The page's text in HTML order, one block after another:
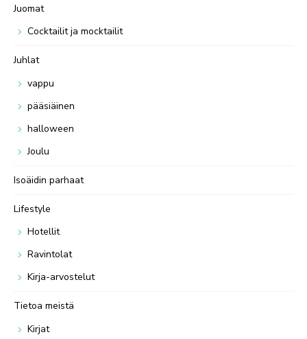
Juomat
Cocktailit ja mocktailit
Juhlat
vappu
pääsiäinen
halloween
Joulu
Isoäidin parhaat
Lifestyle
Hotellit
Ravintolat
Kirja-arvostelut
Tietoa meistä
Kirjat